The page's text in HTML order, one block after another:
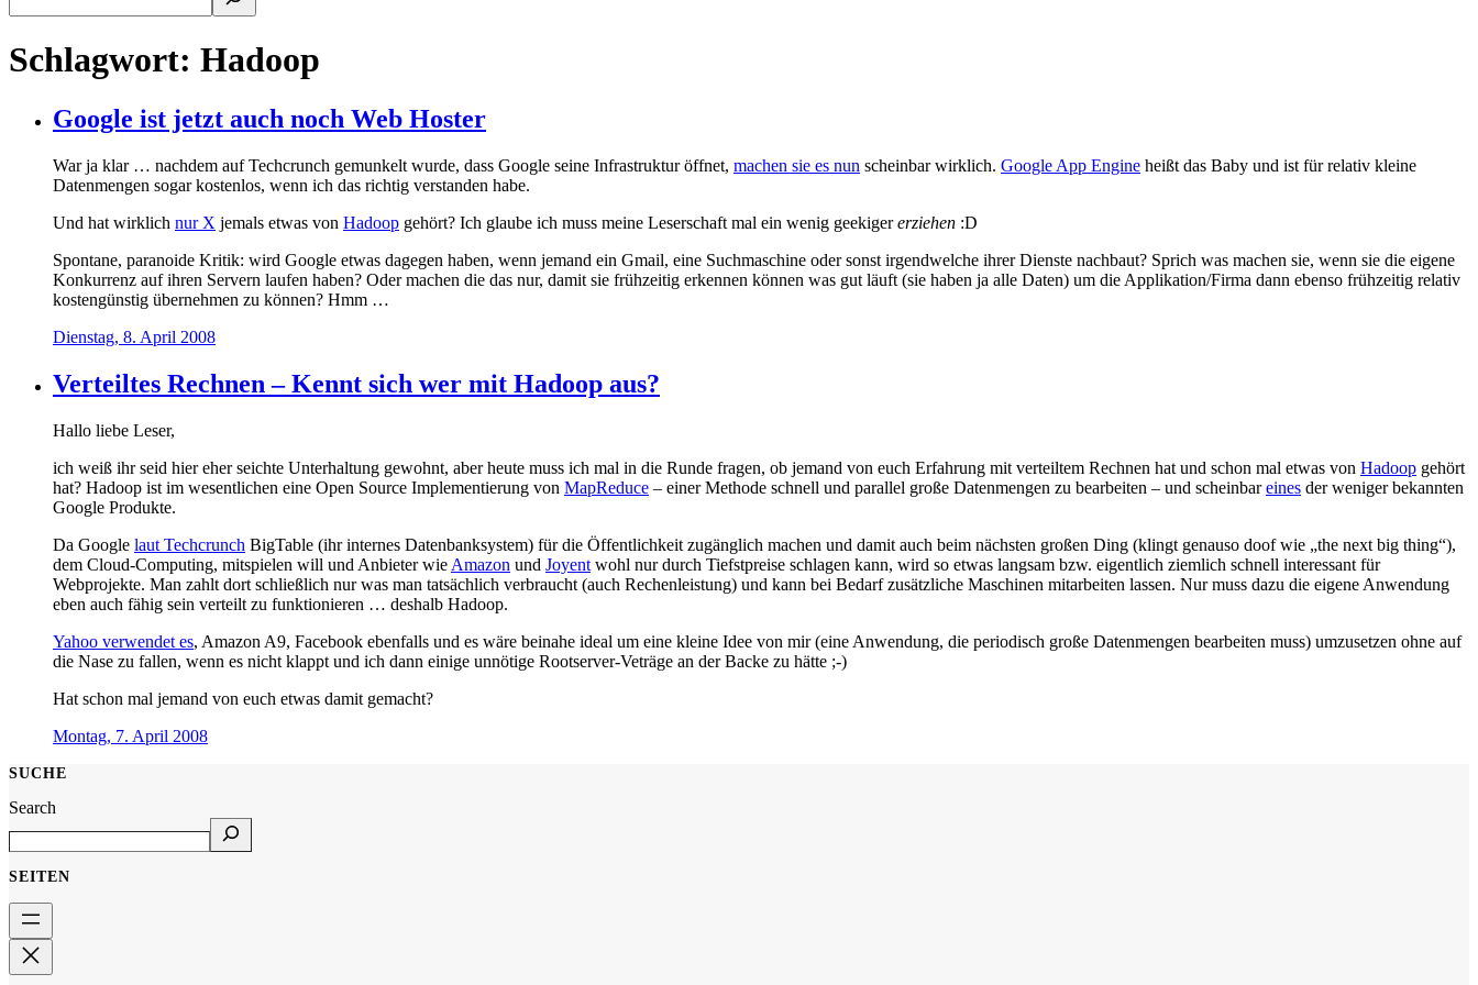
Schlagwort: Hadoop
Google ist jetzt auch noch Web Hoster
War ja klar … nachdem auf Techcrunch gemunkelt wurde, dass Google seine Infrastruktur öffnet, machen sie es nun scheinbar wirklich. Google App Engine heißt das Baby und ist für relativ kleine
Datenmengen sogar kostenlos, wenn ich das richtig verstanden habe.
Und hat wirklich nur X jemals etwas von Hadoop gehört? Ich glaube ich muss meine Leserschaft mal ein wenig geekigererziehen :D
Spontane, paranoide Kritik: wird Google etwas dagegen haben, wenn jemand ein Gmail, eine Suchmaschine oder sonst irgendwelche ihrer Dienste nachbaut? Sprich was machen sie, wenn sie die eigene
Konkurrenz auf ihren Servern laufen haben? Oder machen die das nur, damit sie frühzeitig erkennen können was gut läuft (sie haben ja alle Daten) um die Applikation/Firma dann ebenso frühzeitig relativ
kostengünstig übernehmen zu können? Hmm …
Dienstag, 8. April 2008
Verteiltes Rechnen – Kennt sich wer mit Hadoop aus?
Hallo liebe Leser,
ich weiß ihr seid hier eher seichte Unterhaltung gewohnt, aber heute muss ich mal in die Runde fragen, ob jemand von euch Erfahrung mit verteiltem Rechnen hat und schon mal etwas von Hadoop gehört
hat? Hadoop ist im wesentlichen eine Open Source Implementierung von MapReduce – einer Methode schnell und parallel große Datenmengen zu bearbeiten – und scheinbareines der weniger bekannten
Google Produkte.
Da Google laut Techcrunch BigTable (ihr internes Datenbanksystem) für die Öffentlichkeit zugänglich machen und damit auch beim nächsten großen Ding (klingt genauso doof wie „the next big thing“),
dem Cloud-Computing, mitspielen will und Anbieter wie Amazon und Joyent wohl nur durch Tiefstpreise schlagen kann, wird so etwas langsam bzw. eigentlich ziemlich schnell interessant für
Webprojekte. Man zahlt dort schließlich nur was man tatsächlich verbraucht (auch Rechenleistung) und kann bei Bedarf zusätzliche Maschinen mitarbeiten lassen. Nur muss dazu die eigene Anwendung
eben auch fähig sein verteilt zu funktionieren … deshalb Hadoop.
Yahoo verwendet es, Amazon A9, Facebook ebenfalls und es wäre beinahe ideal um eine kleine Idee von mir (eine Anwendung, die periodisch große Datenmengen bearbeiten muss) umzusetzen ohne auf
die Nase zu fallen, wenn es nicht klappt und ich dann einige unnötige Rootserver-Veträge an der Backe zu hätte ;-)
Hat schon mal jemand von euch etwas damit gemacht?
Montag, 7. April 2008
SUCHE
Search
SEITEN